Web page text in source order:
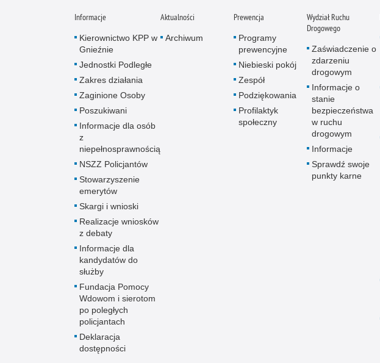
Informacje
Kierownictwo KPP w
Gnieźnie
Jednostki Podległe
Zakres działania
Zaginione Osoby
Poszukiwani
Informacje dla osób
z
niepełnosprawnością
NSZZ Policjantów
Stowarzyszenie
emerytów
Skargi i wnioski
Realizacje wniosków
z debaty
Informacje dla
kandydatów do
służby
Fundacja Pomocy
Wdowom i sierotom
po poległych
policjantach
Deklaracja
dostępności
Aktualności
Archiwum
Prewencja
Programy
prewencyjne
Niebieski pokój
Zespół
Podziękowania
Profilaktyk
społeczny
Wydział Ruchu
Drogowego
Zaświadczenie o
zdarzeniu
drogowym
Informacje o
stanie
bezpieczeństwa
w ruchu
drogowym
Informacje
Sprawdź swoje
punkty karne